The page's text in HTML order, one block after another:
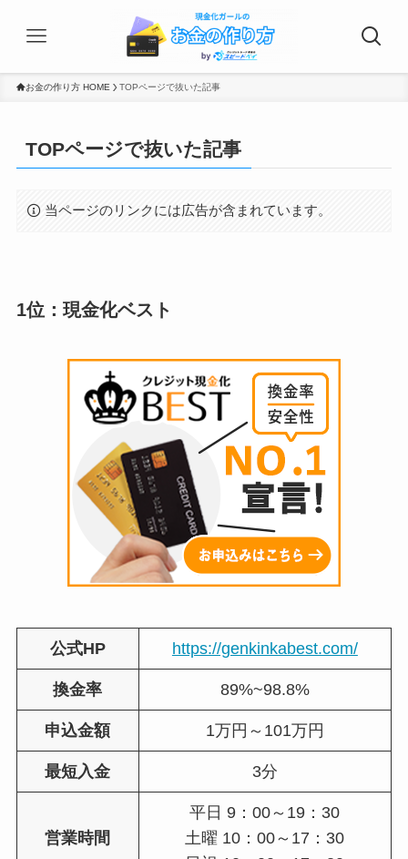
お金の作り方 HOME TOPページで抜いた記事
TOPページで抜いた記事
当ページのリンクには広告が含まれています。
1位：現金化ベスト
公式HP https://genkinkabest.com/
換金率 89%~98.8%
申込金額 1万円～101万円
最短入金 3分
営業時間
平日 9：00～19：30
土曜 10：00～17：30